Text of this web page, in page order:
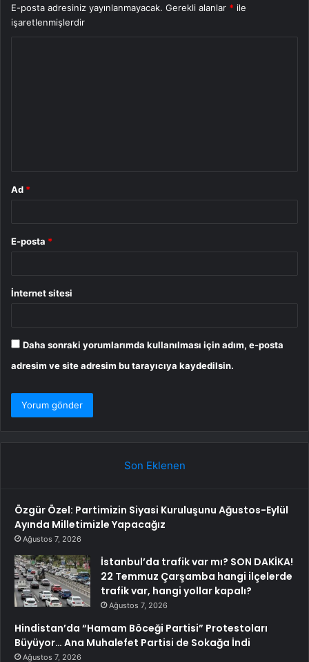
E-posta adresiniz yayınlanmayacak. Gerekli alanlar * ile
işaretlenmişlerdir
Ad *
E-posta *
İnternet sitesi
Daha sonraki yorumlarımda kullanılması için adım, e-posta
adresim ve site adresim bu tarayıcıya kaydedilsin.
Son Eklenen
Özgür Özel: Partimizin Siyasi Kuruluşunu Ağustos-Eylül
Ayında Milletimizle Yapacağız
Ağustos 7, 2026
İstanbul’da trafik var mı? SON DAKİKA!
22 Temmuz Çarşamba hangi ilçelerde
trafik var, hangi yollar kapalı?
Ağustos 7, 2026
Hindistan’da “Hamam Böceği Partisi” Protestoları
Büyüyor… Ana Muhalefet Partisi de Sokağa İndi
Ağustos 7, 2026